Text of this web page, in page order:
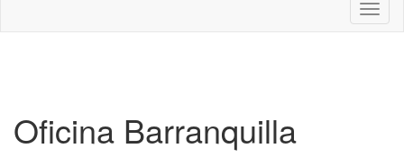
Oficina Barranquilla